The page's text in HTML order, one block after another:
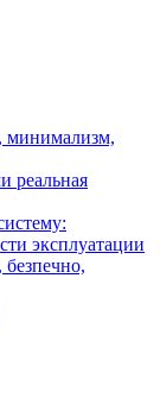
минимализм,
реальная
эксплуатации